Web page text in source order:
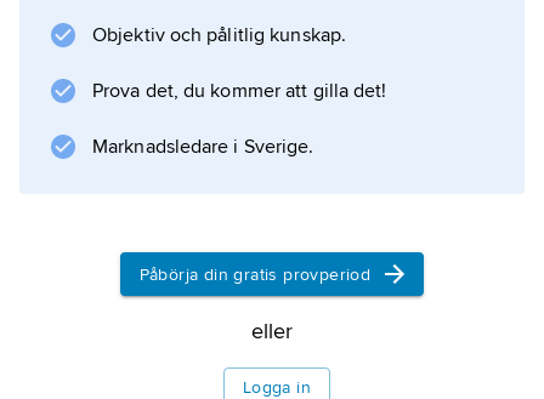
riksdagen och företrädde vissa mäktiga
sedan med sig andra personer i riksdagen så
att de liknade ett parti och kunde hjälpas åt att
Information om artikeln
Objektiv och pålitlig kunskap.
Prova det, du kommer att gilla det!
Marknadsledare i Sverige.
Påbörja din gratis provperiod
eller
Logga in